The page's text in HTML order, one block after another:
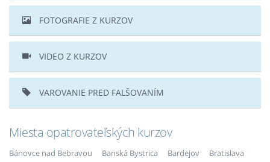
FOTOGRAFIE Z KURZOV
VIDEO Z KURZOV
VAROVANIE PRED FALŠOVANÍM
Miesta opatrovateľských kurzov
Bánovce nad Bebravou Banská Bystrica Bardejov
Bratislava